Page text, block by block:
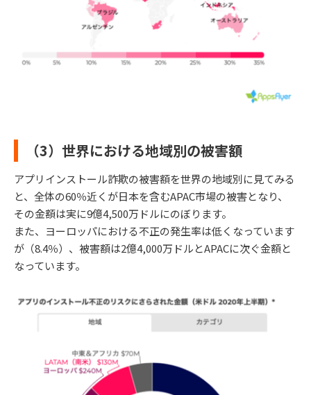
（3）世界における地域別の被害額
アプリインストール詐欺の被害額を世界の地域別に見てみる
と、全体の60％近くが日本を含むAPAC市場の被害となり、
その金額は実に9億4,500万ドルにのぼります。
また、ヨーロッパにおける不正の発生率は低くなっています
が（8.4％）、被害額は2億4,000万ドルとAPACに次ぐ金額と
なっています。